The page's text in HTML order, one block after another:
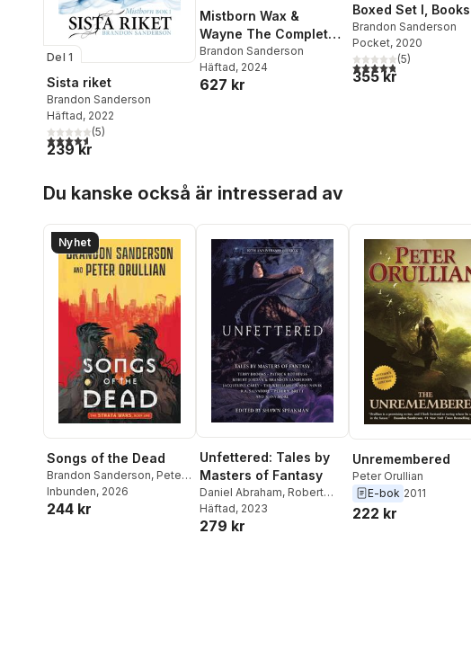
Del 1
Sista riket
Brandon Sanderson
Häftad, 2022
4,6utav 5 stjärnor. Totalt antal röster:
(5)
239 kr
Mistborn Wax &
Wayne The Complete
Series
Brandon Sanderson
Häftad, 2024
627 kr
Boxed Set I,
The Way of Kings,
Words of Radiance,
Oathbringer
Brandon Sanderson
Pocket, 2020
4,8utav 5 stjärnor.
(5)
355 kr
Du kanske också är intresserad av
Nyhet
Songs of the Dead
Brandon Sanderson, Peter
Orullian
Inbunden, 2026
244 kr
Unfettered: Tales by
Masters of Fantasy
Daniel Abraham, Robert
Jordan, Brandon
Sanderson
Häftad, 2023
279 kr
Unremembered
Peter Orullian
E-bok 2011
222 kr